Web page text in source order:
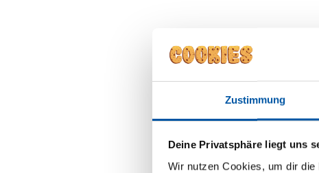
Zustimmung
Deine Privatsphäre liegt uns
Wir nutzen Cookies, um dir